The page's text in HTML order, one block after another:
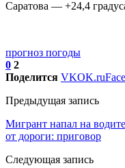
Саратова — +24,4
прогноз погоды
0 2
Поделится VKOK.ru
Предыдущая запись
Мигрант напал на
от дороги: приговор
Следующая запись